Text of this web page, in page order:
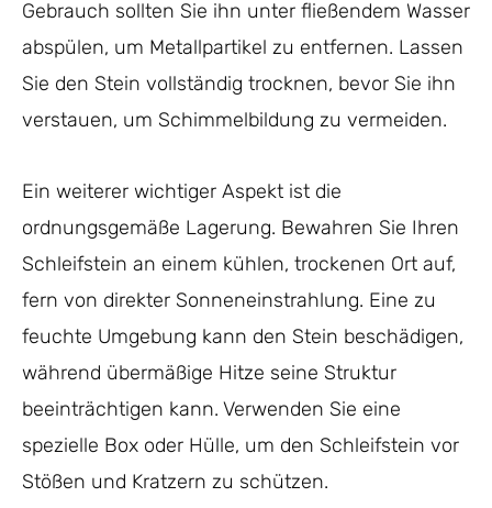
Gebrauch sollten Sie ihn unter fließendem Wasser
abspülen, um Metallpartikel zu entfernen. Lassen
Sie den Stein vollständig trocknen, bevor Sie ihn
verstauen, um Schimmelbildung zu vermeiden.
Ein weiterer wichtiger Aspekt ist die
ordnungsgemäße Lagerung. Bewahren Sie Ihren
Schleifstein an einem kühlen, trockenen Ort auf,
fern von direkter Sonneneinstrahlung. Eine zu
feuchte Umgebung kann den Stein beschädigen,
während übermäßige Hitze seine Struktur
beeinträchtigen kann. Verwenden Sie eine
spezielle Box oder Hülle, um den Schleifstein vor
Stößen und Kratzern zu schützen.